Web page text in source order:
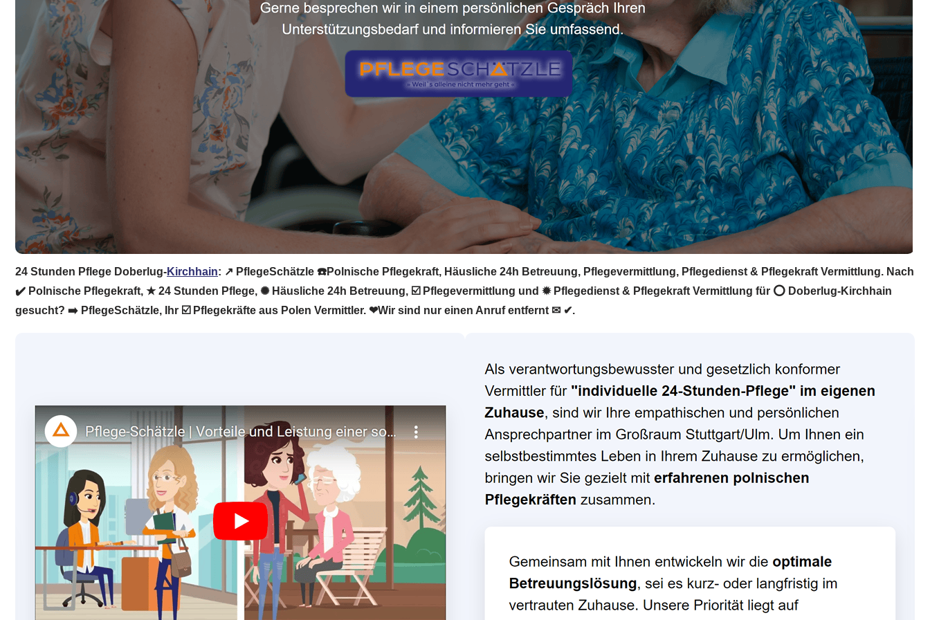
24 Stunden Pflege Doberlug-Kirchhain: ↗️ PflegeSchätzle ☎️Polnische Pflegekraft, Häusliche 24h Betreuung, Pflegevermittlung, Pflegedienst & Pflegekraft Vermittlung. Nach
✔️ Polnische Pflegekraft, ★ 24 Stunden Pflege, ✺ Häusliche 24h Betreuung, ☑️ Pflegevermittlung und ✹ Pflegedienst & Pflegekraft Vermittlung für ⭕ Doberlug-Kirchhain
gesucht? ➡️ PflegeSchätzle, Ihr ☑️ Pflegekräfte aus Polen Vermittler. ❤Wir sind nur einen Anruf entfernt ✉ ✔.